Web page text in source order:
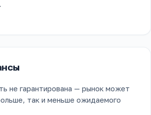
не гарантирована — рынок может
так и меньше ожидаемого